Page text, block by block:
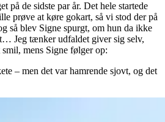
på de sidste par år. Det hele startede
prøve at køre gokart, så vi stod der på
så blev Signe spurgt, om hun da ikke
Jeg tænker udfaldet giver sig selv,
mens Signe følger op:
– men det var hamrende sjovt, og det